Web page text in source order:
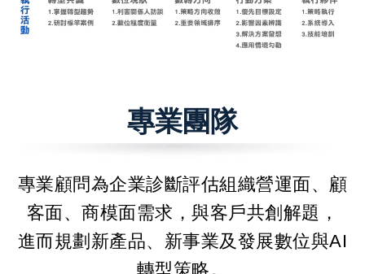
專業團隊
專業顧問為企業診斷評估組織營運面、顧
客面、商模面需求，與客戶共創解題，
進而規劃新產品、新事業及發展數位與AI
轉型策略。